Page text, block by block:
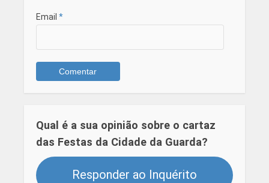
Email *
Qual é a sua opinião sobre o cartaz
das Festas da Cidade da Guarda?
Responder ao Inquérito